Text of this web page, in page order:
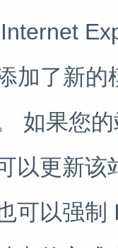
加了新的
如果您
以更新该
可以强制